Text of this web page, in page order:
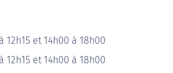
12h15 et 14h00 à 18h00
12h15 et 14h00 à 18h00